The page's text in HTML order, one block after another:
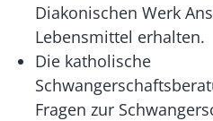
Diakonischen Werk
Lebensmittel erhalten.
Die katholische
Fragen zur